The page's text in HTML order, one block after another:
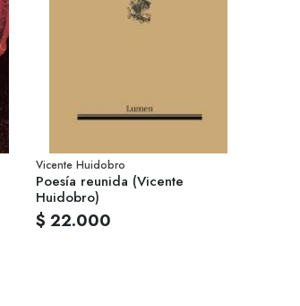
Vicente Huidobro
Poesía reunida (Vicente
Huidobro)
$ 22.000